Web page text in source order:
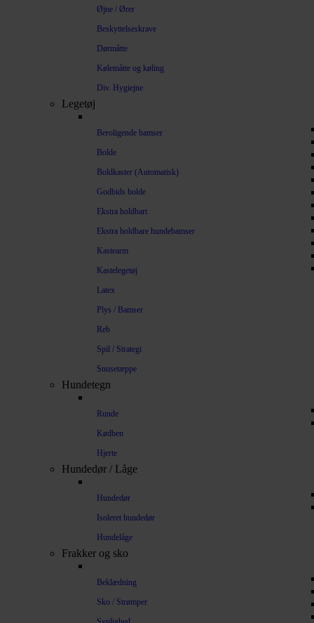
Øjne / Ører
Beskyttelseskrave
Dørmåtte
Kølemåtte og køling
Div. Hygiejne
Legetøj
Beroligende bamser
Bolde
Boldkaster (Automatisk)
Godbids bolde
Ekstra holdbart
Ekstra holdbare hundebamser
Kastearm
Kastelegetøj
Latex
Plys / Bamser
Reb
Spil / Strategi
Snusetæppe
Hundetegn
Runde
Kødben
Hjerte
Hundedør / Låge
Hundedør
Isoleret hundedør
Hundelåge
Frakker og sko
Beklædning
Sko / Strømper